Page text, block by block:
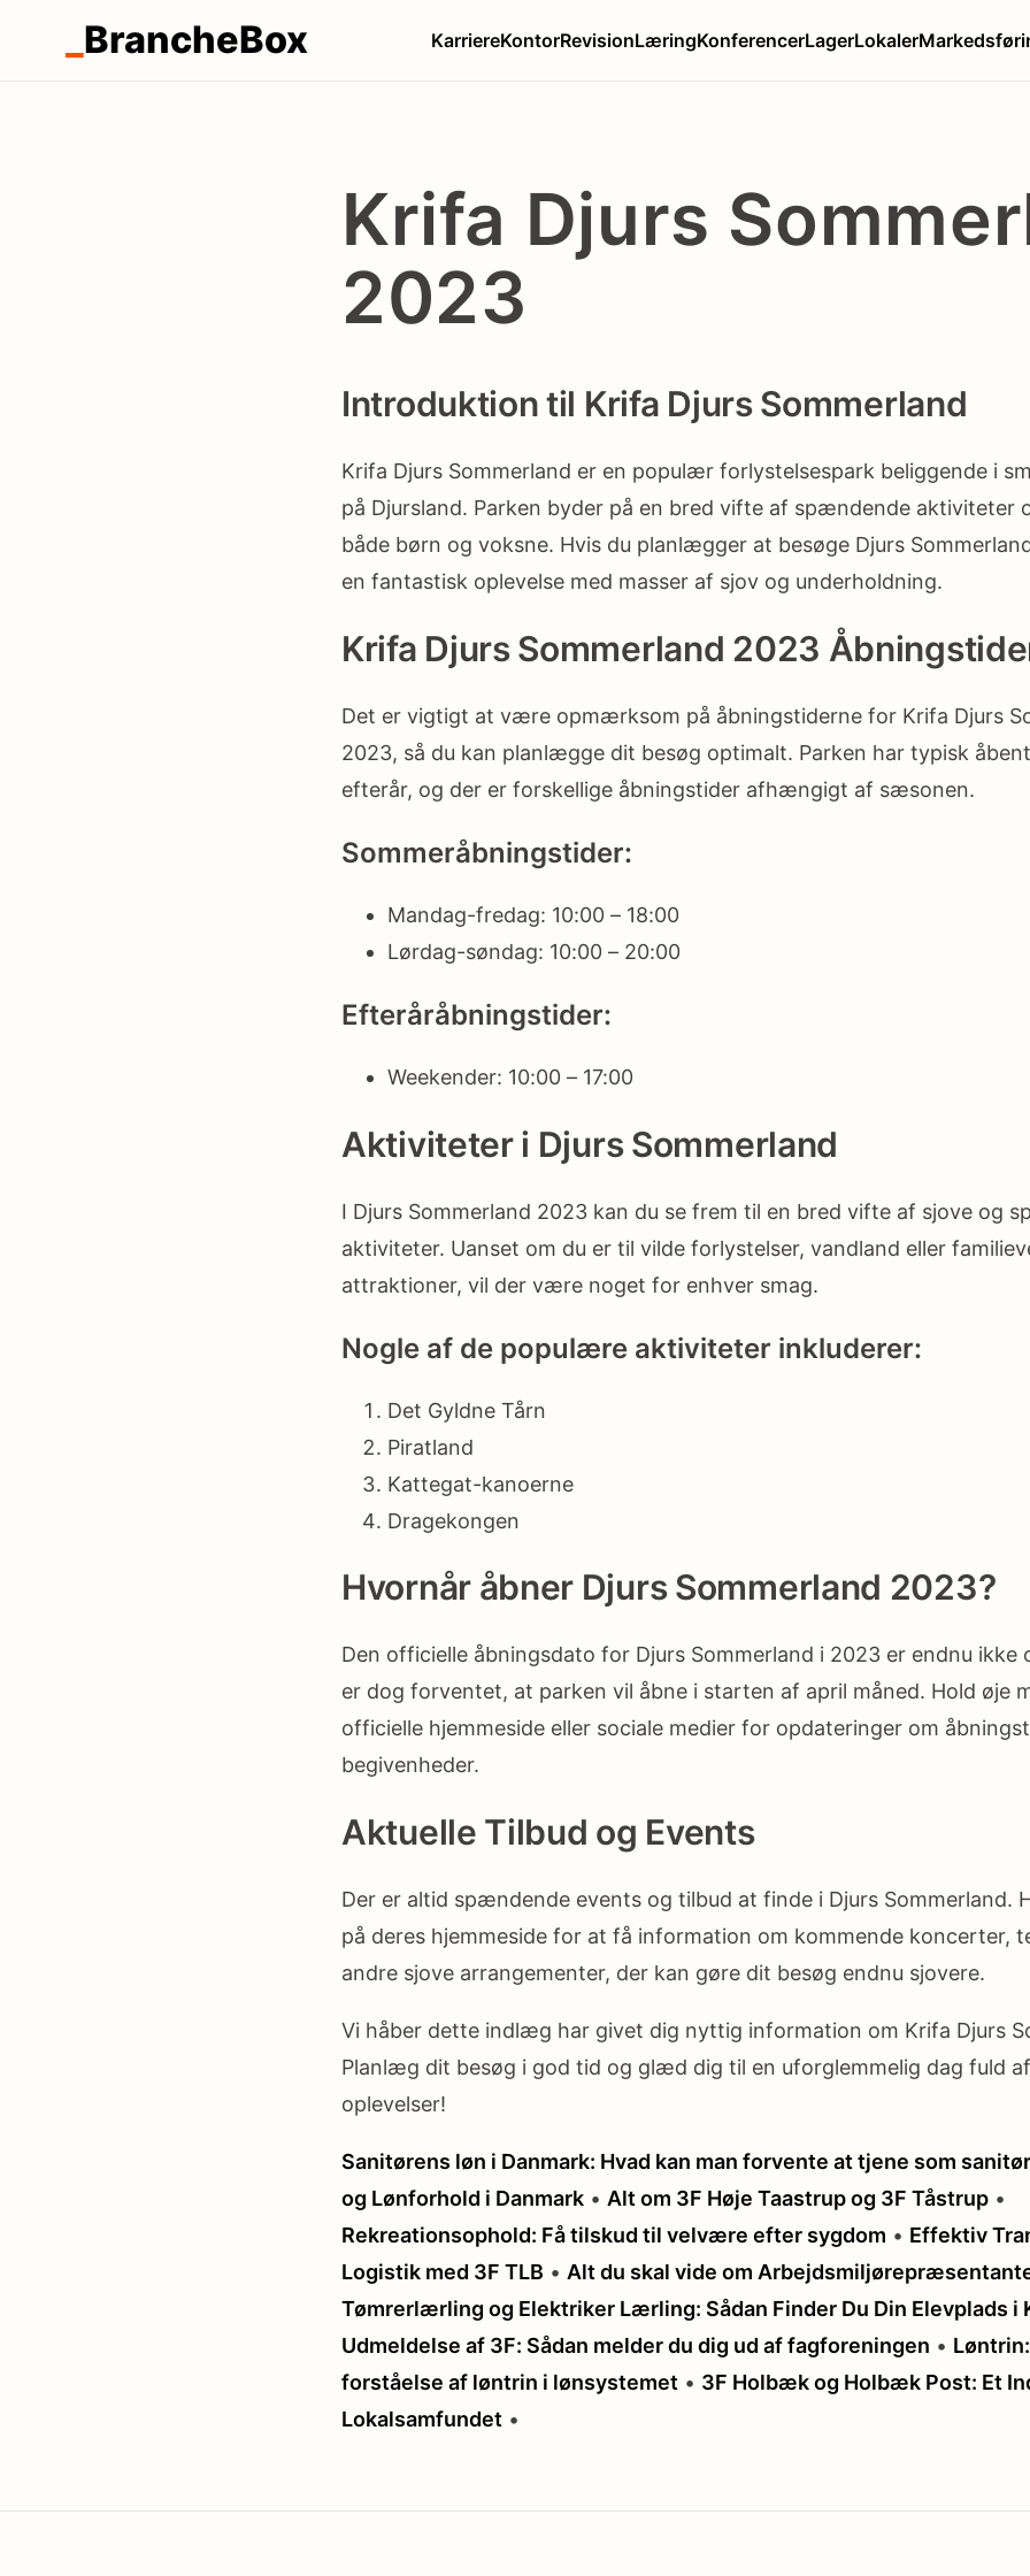
BrancheBox KarriereKontorRevisionLæringKonferencerLagerLokaler
Krifa Djurs
2023
Introduktion til Krifa Djurs Sommerland
Krifa Djurs Sommerland er en populær forlystelsespark beliggende i
på Djursland. Parken byder på en bred vifte af spændende aktiviteter
både børn og voksne. Hvis du planlægger at besøge Djurs
en fantastisk oplevelse med masser af sjov og underholdning.
Krifa Djurs Sommerland 2023
Det er vigtigt at være opmærksom på åbningstiderne for Krifa Djurs
2023, så du kan planlægge dit besøg optimalt. Parken har typisk
efterår, og der er forskellige åbningstider afhængigt af sæsonen.
Sommeråbningstider:
Mandag-fredag: 10:00 – 18:00
Lørdag-søndag: 10:00 – 20:00
Efteråråbningstider:
Weekender: 10:00 – 17:00
Aktiviteter i Djurs Sommerland
I Djurs Sommerland 2023 kan du se frem til en bred vifte af sjove og
aktiviteter. Uanset om du er til vilde forlystelser, vandland eller
attraktioner, vil der være noget for enhver smag.
Nogle af de populære aktiviteter inkluderer:
Det Gyldne Tårn
Piratland
Kattegat-kanoerne
Dragekongen
Hvornår åbner Djurs Sommerland 2023?
Den officielle åbningsdato for Djurs Sommerland i 2023 er endnu
er dog forventet, at parken vil åbne i starten af april måned. Hold øje
officielle hjemmeside eller sociale medier for opdateringer om
begivenheder.
Aktuelle Tilbud og Events
Der er altid spændende events og tilbud at finde i Djurs Sommerland.
på deres hjemmeside for at få information om kommende koncerter,
andre sjove arrangementer, der kan gøre dit besøg endnu sjovere.
Vi håber dette indlæg har givet dig nyttig information om Krifa Djurs
Planlæg dit besøg i god tid og glæd dig til en uforglemmelig dag fuld
oplevelser!
Sanitørens løn i Danmark: Hvad kan man forvente at tjene som
og Lønforhold i Danmark • Alt om 3F Høje Taastrup og 3F Tåstrup •
Rekreationsophold: Få tilskud til velvære efter sygdom • Effektiv
Logistik med 3F TLB • Alt du skal vide om
Tømrerlærling og Elektriker Lærling: Sådan Finder Du Din Elevplads i
Udmeldelse af 3F: Sådan melder du dig ud af fagforeningen •
forståelse af løntrin i lønsystemet • 3F Holbæk og Holbæk Post: Et
Lokalsamfundet •